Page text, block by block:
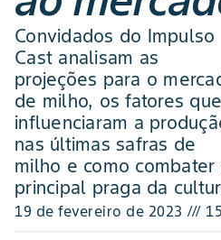
Convidados do Impulso
Cast analisam as
projeções para o
de milho, os fatores que
influenciaram a
nas últimas safras de
milho e como combater
principal praga da
19 de fevereiro de 2023 ///